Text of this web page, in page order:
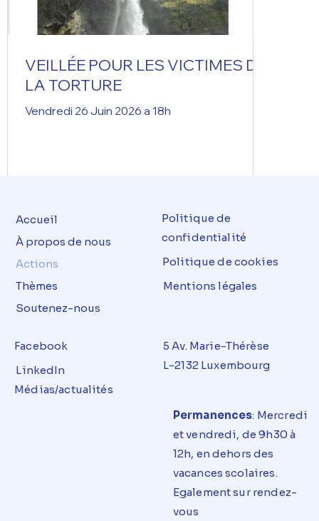
VEILLÉE POUR LES VICTIMES DE
LA TORTURE
Vendredi 26 Juin 2026 a 18h
Accueil
À propos de nous
Actions
Thèmes
Soutenez-nous
Politique de
confidentialité
Politique de cookies
Mentions légales
Facebook
LinkedIn
Médias/actualités
5 Av. Marie-Thérèse
L-2132 Luxembourg
Permanences: Mercredi
etvendredi, de 9h30 à
12h, en dehors des
vacancesscolaires.
Egalement sur rendez-
vous